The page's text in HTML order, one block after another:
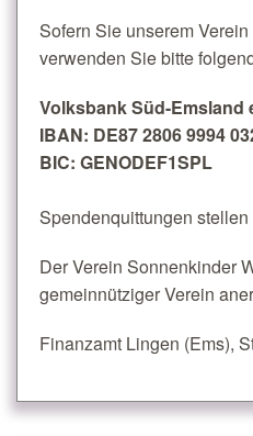
Sofern Sie unserem
verwenden Sie bitte
Volksbank Süd-Emsland
IBAN: DE87 2806 9994
BIC: GENODEF1SPL
Spendenquittungen
Der Verein Sonnenkinder
gemeinnütziger Verein
Finanzamt Lingen (Ems),